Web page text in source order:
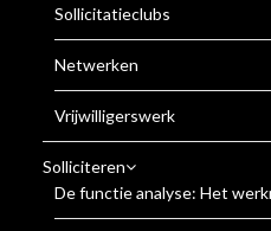
Sollicitatieclubs
Netwerken
Vrijwilligerswerk
Solliciteren
De functie analyse: Het